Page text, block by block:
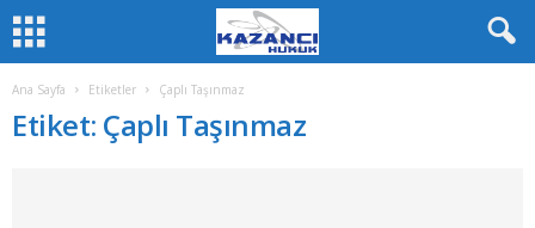
Ana Sayfa Etiketler Çaplı Taşınmaz
Etiket: Çaplı Taşınmaz